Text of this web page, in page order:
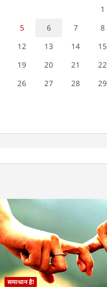
1
5 6 7 8
12 13 14 15
19 20 21 22
26 27 28 29
समाधान है!